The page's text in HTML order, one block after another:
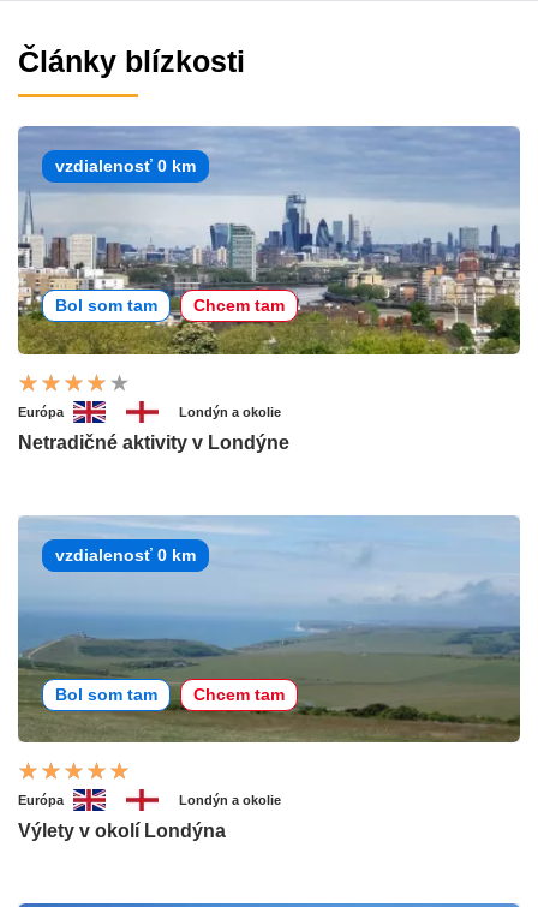
Články blízkosti
vzdialenosť 0 km
Bol som tam Chcem tam
Európa Londýn a okolie
Netradičné aktivity v Londýne
vzdialenosť 0 km
Bol som tam Chcem tam
Európa Londýn a okolie
Výlety v okolí Londýna